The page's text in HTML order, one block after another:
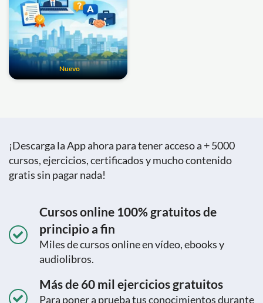
Nuevo
¡Descarga la App ahora para tener acceso a + 5000
cursos, ejercicios, certificados y mucho contenido
gratis sin pagar nada!
Cursos online 100% gratuitos de
principio a fin
Miles de cursos online en vídeo, ebooks y
audiolibros.
Más de 60 mil ejercicios gratuitos
Para poner a prueba tus conocimientos durante